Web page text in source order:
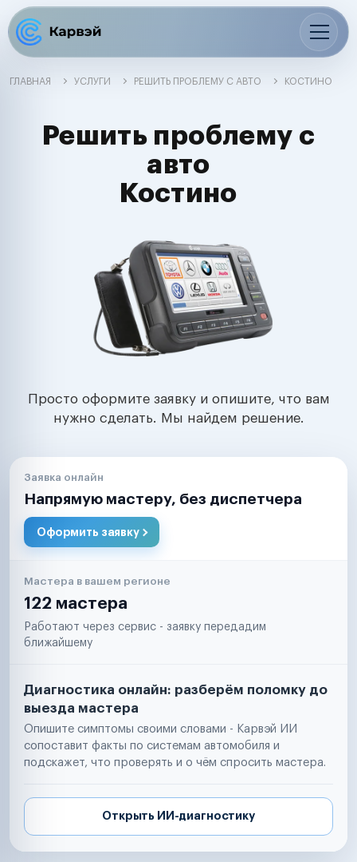
ГЛАВНАЯ УСЛУГИ РЕШИТЬ ПРОБЛЕМУ С АВТО КОСТИНО
Решить проблему с
авто
Костино
Просто оформите заявку и опишите, что вам
нужно сделать. Мы найдем решение.
Заявка онлайн
Напрямую мастеру, без диспетчера
Оформить заявку
Мастера в вашем регионе
122 мастера
Работают через сервис - заявку передадим
ближайшему
Диагностика онлайн: разберём поломку до
выезда мастера
Опишите симптомы своими словами - Карвэй ИИ
сопоставит факты по системам автомобиля и
подскажет, что проверять и о чём спросить мастера.
Открыть ИИ-диагностику